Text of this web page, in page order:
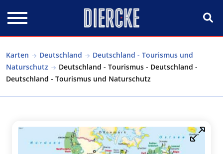
Karten Deutschland
Deutschland - Tourismus und
Naturschutz
Deutschland - Tourismus - Deutschland -
Deutschland - Tourismus und Naturschutz